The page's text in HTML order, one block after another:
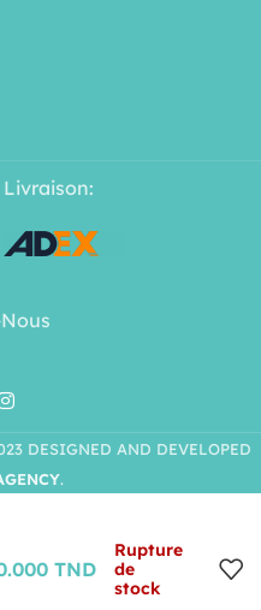
Livraison:
DESIGNED AND DEVELOPED
.
TND
Rupture
de
stock